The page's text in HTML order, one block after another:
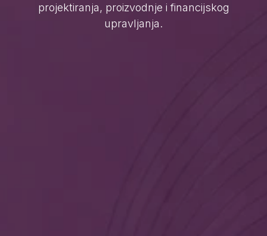
projektiranja, proizvodnje i financijskog
upravljanja.